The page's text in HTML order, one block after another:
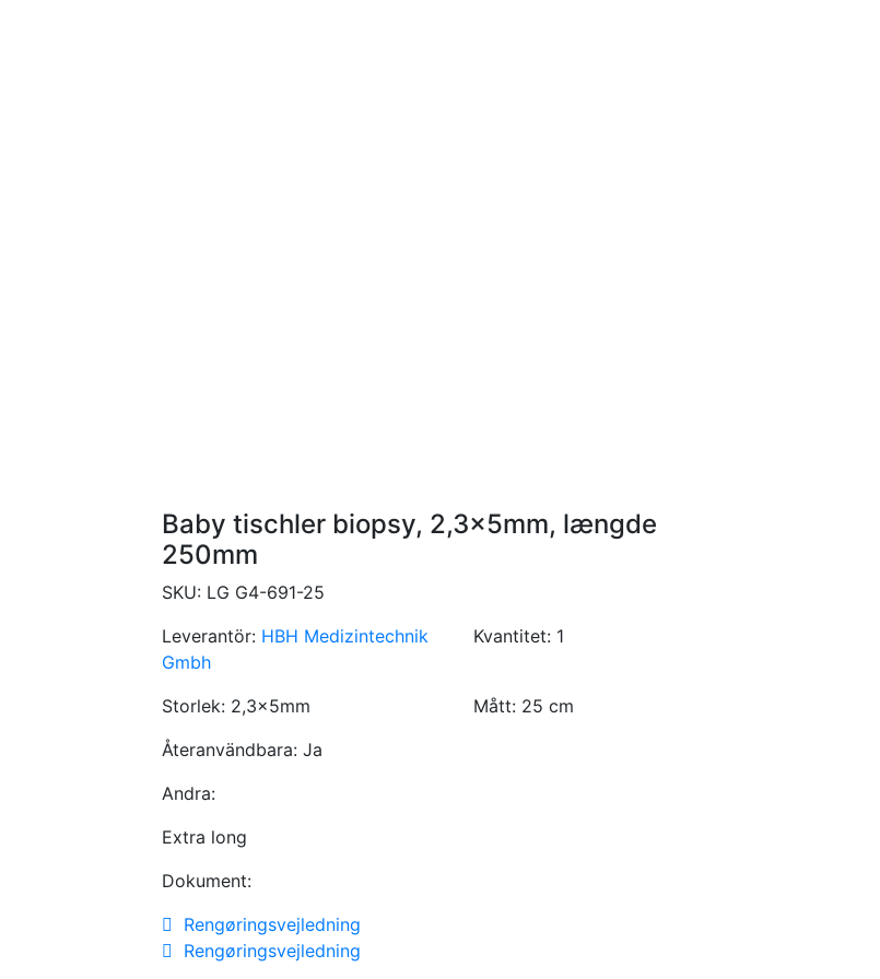
Baby tischler biopsy, 2,3x5mm, længde
250mm
SKU: LG G4-691-25
Leverantör: HBH Medizintechnik
Gmbh
Kvantitet: 1
Storlek: 2,3x5mm Mått: 25 cm
Återanvändbara: Ja
Andra:
Extra long
Dokument:
Rengøringsvejledning
Rengøringsvejledning